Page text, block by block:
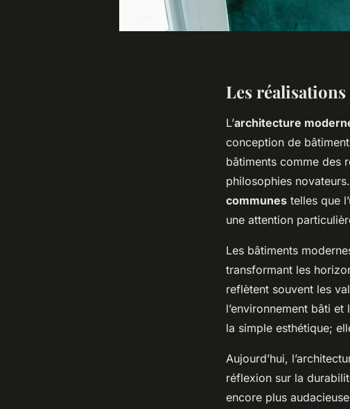
Les
L’architecture
conception de
bâtiments comme des
philosophies
communes telles que
une attention
Les bâtiments
transformant les
reflètent souvent les
l’environnement bâti
la simple esthétique;
Aujourd’hui,
réflexion sur la
encore plus